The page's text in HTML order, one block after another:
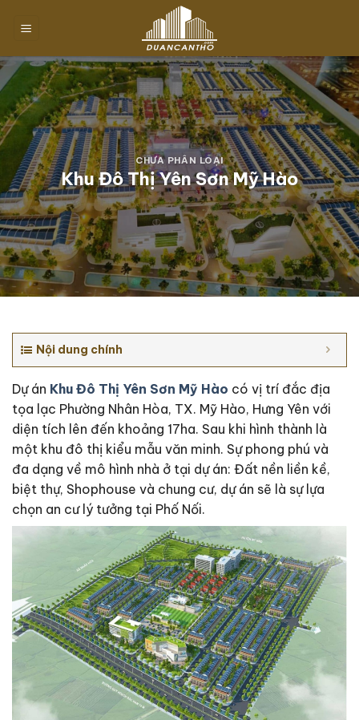
đến
dung
CHƯA PHÂN LOẠI
Khu Đô Thị Yên Sơn Mỹ Hào
Nội dung chính
Dự án Khu Đô Thị Yên Sơn Mỹ Hào có vị trí đắc địa
tọa lạc Phường Nhân Hòa, TX. Mỹ Hào, Hưng Yên với
diện tích lên đến khoảng 17ha. Sau khi hình thành là
một khu đô thị kiểu mẫu văn minh. Sự phong phú và
đa dạng về mô hình nhà ở tại dự án: Đất nền liền kề,
biệt thự, Shophouse và chung cư, dự án sẽ là sự lựa
chọn an cư lý tưởng tại Phố Nối.